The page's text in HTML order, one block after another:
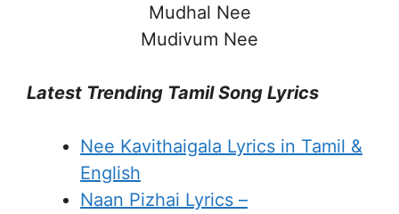
Mudhal Nee
Mudivum Nee
Latest Trending Tamil Song Lyrics
Nee Kavithaigala Lyrics in Tamil &
English
Naan Pizhai Lyrics –